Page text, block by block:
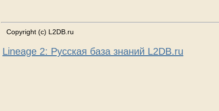
Copyright (c) L2DB.ru
Lineage 2: Русская база знаний L2DB.ru